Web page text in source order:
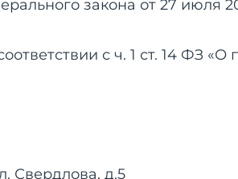
закона от 27
с ч. 1 ст. 14 ФЗ «О
Свердлова, д.5